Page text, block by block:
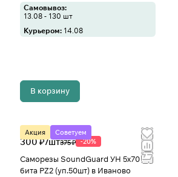
Самовывоз:
13.08 - 130 шт
Курьером: 14.08
В корзину
Акция Советуем
300 ₽/шт375 ₽ -20%
Саморезы SoundGuard УН 5х70 +
бита PZ2 (уп.50шт) в Иваново